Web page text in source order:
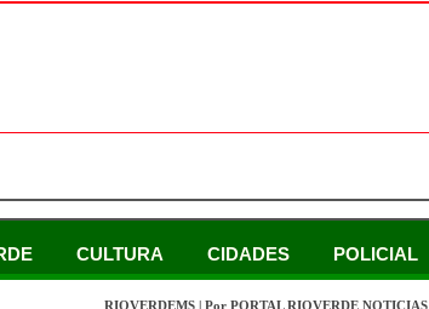
CULTURA CIDADES POLICIAL
RIOVERDEMS | Por PORTAL RIOVERDE NOTICIAS